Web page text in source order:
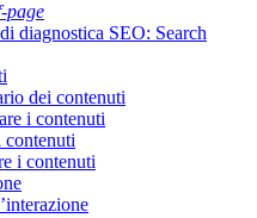
page
diagnostica SEO: Search
dei contenuti
i contenuti
i contenuti